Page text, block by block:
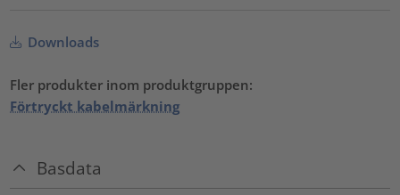
Downloads
Fler produkter inom produktgruppen:
Förtryckt kabelmärkning
Basdata